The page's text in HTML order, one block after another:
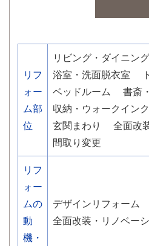
リフ
ォー
ム部
位
リビング・ダイニング
浴室・洗面脱衣室
ベッドルーム
書斎
収納・ウォークイン
玄関まわり
全面改
間取り変更
リフ
ォー
ムの
動
機・
デザインリフォーム
全面改装・リノベー